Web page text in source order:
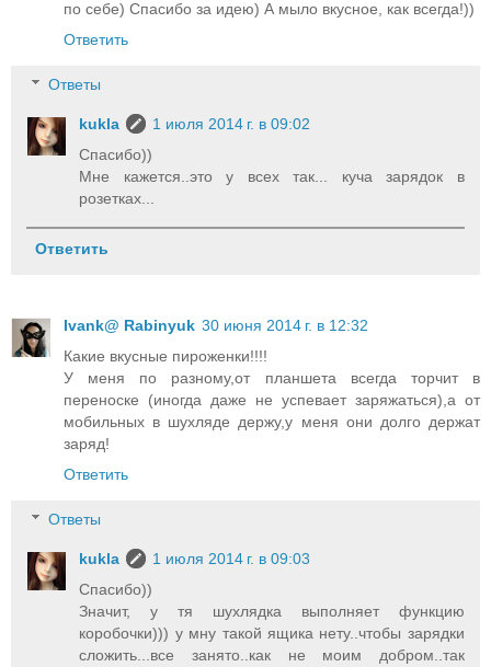
по себе) Спасибо за идею) А мыло вкусное, как всегда!))
Ответить
Ответы
kukla
1 июля 2014 г. в 09:02
Спасибо))
Мне кажется..это у всех так... куча зарядок в
розетках...
Ответить
Ivank@ Rabinyuk 30 июня 2014 г. в 12:32
Какие вкусные пироженки!!!!
У меня по разному,от планшета всегда торчит в
переноске (иногда даже не успевает заряжаться),а от
мобильных в шухляде держу,у меня они долго держат
заряд!
Ответить
Ответы
kukla
1 июля 2014 г. в 09:03
Спасибо))
Значит, у тя шухлядка выполняет функцию
коробочки))) у мну такой ящика нету..чтобы зарядки
сложить...все занято..как не моим добром..так